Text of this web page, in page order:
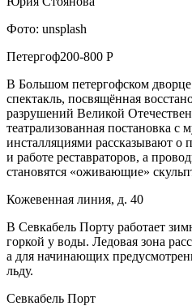
Фото: unsplash
Петергоф200-800 Р
В Большом петергофском
спектакль, посвящённая
разрушений Великой
театрализованная постановка с
инсталляциями рассказывают о
и работе реставраторов, а
становятся «оживающие»
Кожевенная линия, д. 40
В Севкабель Порту работает
горкой у воды. Ледовая зона
а для начинающих
льду.
Севкабель Порт